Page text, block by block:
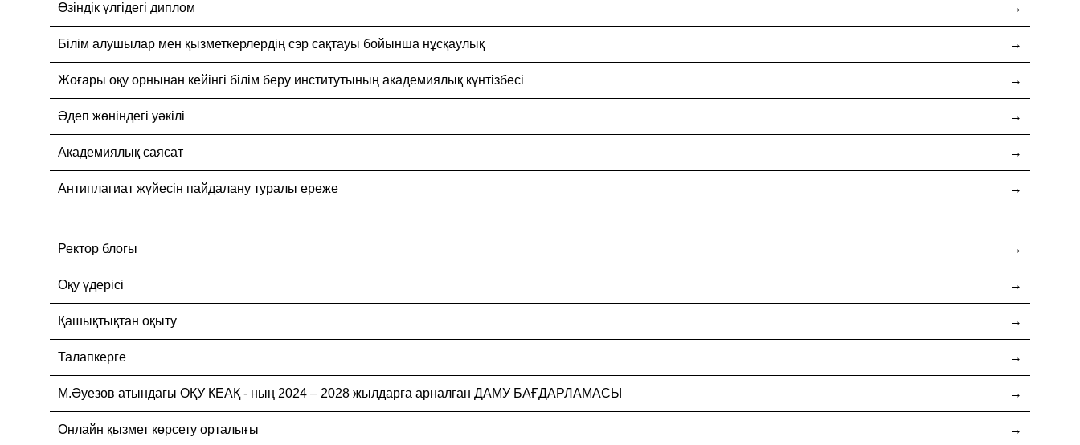
Өзіндік үлгідегі диплом
Білім алушылар мен қызметкерлердің сэр сақтауы бойынша нұсқаулық
Жоғары оқу орнынан кейінгі білім беру институтының академиялық күнтізбесі
Әдеп жөніндегі уәкілі
Академиялық саясат
Антиплагиат жүйесін пайдалану туралы ереже
Ректор блогы
Оқу үдерісі
Қашықтықтан оқыту
Талапкерге
М.Әуезов атындағы ОҚУ КЕАҚ - ның 2024 – 2028 жылдарға арналған ДАМУ БАҒДАРЛАМАСЫ
Онлайн қызмет көрсету орталығы